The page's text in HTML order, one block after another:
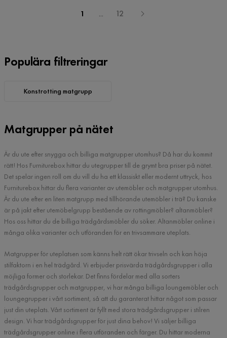
1 ... 12
Populära filtreringar
Konstrotting matgrupp
Matgrupper på nätet
Är du ute efter snygga och billiga matgrupper utomhus? Då har du kommit
rätt! Hos Furniturebox hittar du utegrupper till de grymt bra priser på nätet.
Det spelar ingen roll om du vill du ha ett klassiskt eller modernt uttryck, hos
Furniturebox hittar du flera varianter av utemöbler och matgrupper utomhus.
Är du ute efter en liten matgrupp med tillhörande utemöbler i trä? Du kanske
är på jakt efter utemöbelgrupp bestående av rottingmöbler? altanmöbler?
Hos oss hittar du de billiga trädgårdsmöbler du söker. Altanmöbler online i
många olika varianter och utföranden för en trivsammare uteplats.
Matgrupper för uteplatsen som känns helt rätt ökar trivseln och kan höja
stilfaktorn i en hel trädgård. Vi erbjuder prisvärda trädgårdsgrupper i alla
möjliga former och storlekar. Det finns fördelar med alla sorters
trädgårdsgrupper och matgrupper, vi har många billiga loungemöbler och
loungegrupper i vårt sortiment, så att du garanterat hittar något som passar
just din uteplats. Vårt sortiment är fyllt med stora trädgårdsgrupper i stilren
design. Vi har trädgårdsgrupper för just dina behov! Vi säljer billiga
trädgårdsgrupper online i flera utföranden och färger. Du hittar moderna